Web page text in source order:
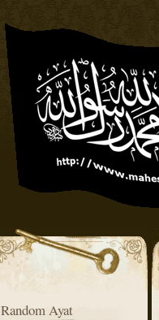
Random Ayat